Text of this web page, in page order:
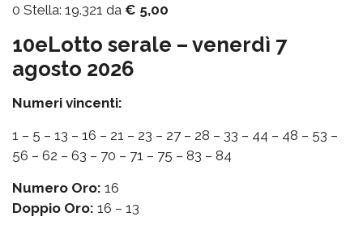
0 Stella: 19.321 da € 5,00
10eLotto serale – venerdì 7
agosto 2026
Numeri vincenti:
1 – 5 – 13 – 16 – 21 – 23 – 27 – 28 – 33 – 44 – 48 – 53 –
56 – 62 – 63 – 70 – 71 – 75 – 83 – 84
Numero Oro: 16
Doppio Oro: 16 – 13